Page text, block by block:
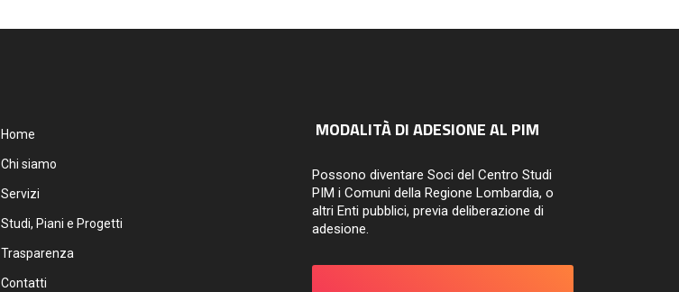
Home
Chi siamo
Servizi
Studi, Piani e Progetti
Trasparenza
Contatti
MODALITÀ DI ADESIONE AL PIM
Possono diventare Soci del Centro Studi
PIM i Comuni della Regione Lombardia, o
altri Enti pubblici, previa deliberazione di
adesione.